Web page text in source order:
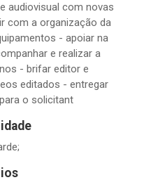
audiovisual com novas
com a organização da
- apoiar na
e realizar a
- brifar editor e
editados - entregar
o solicitant